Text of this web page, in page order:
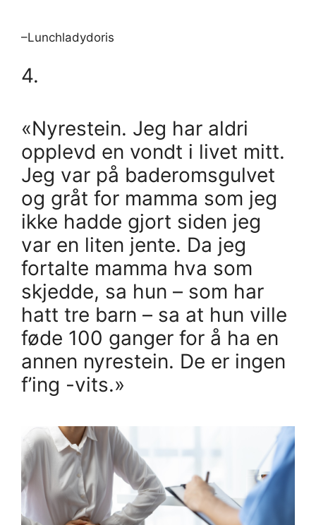
–Lunchladydoris
4.
«Nyrestein. Jeg har aldri
opplevd en vondt i livet mitt.
Jeg var på baderomsgulvet
og gråt for mamma som jeg
ikke hadde gjort siden jeg
var en liten jente. Da jeg
fortalte mamma hva som
skjedde, sa hun – som har
hatt tre barn – sa at hun ville
føde 100 ganger for å ha en
annen nyrestein. De er ingen
f’ing -vits.»